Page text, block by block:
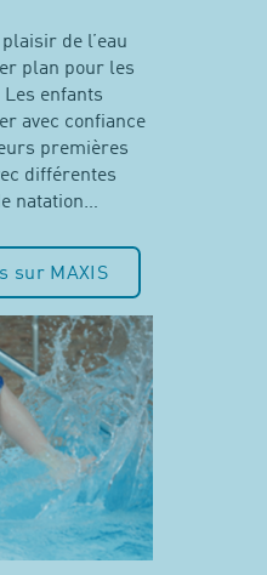
de l’eau
plan pour les
Les enfants
avec confiance
premières
différentes
natation…
sur MAXIS